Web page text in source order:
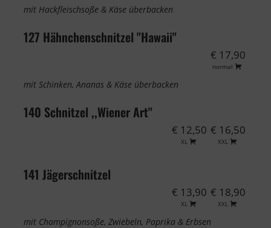
mit Hackfleischsoße & Käse überbacken
127 Hähnchenschnitzel "Hawaii"
€ 17,90
normal
mit Schinken, Ananas & Käse überbacken
140 Schnitzel ,,Wiener Art"
€ 12,50
XL
€ 16,50
XXL
141 Jägerschnitzel
€ 13,90
XL
€ 18,90
XXL
mit Champignonsoße, Zwiebeln, Paprika & Erbsen